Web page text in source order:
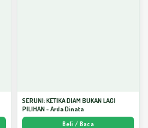
SERUNI: KETIKA DIAM BUKAN LAGI
PILIHAN - Arda Dinata
Beli / Baca